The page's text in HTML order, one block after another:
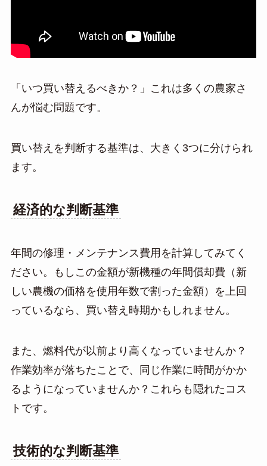
「いつ買い替えるべきか？」これは多くの農家さ
んが悩む問題です。
買い替えを判断する基準は、大きく3つに分けられ
ます。
経済的な判断基準
年間の修理・メンテナンス費用を計算してみてく
ださい。もしこの金額が新機種の年間償却費（新
しい農機の価格を使用年数で割った金額）を上回
っているなら、買い替え時期かもしれません。
また、燃料代が以前より高くなっていませんか？
作業効率が落ちたことで、同じ作業に時間がかか
るようになっていませんか？これらも隠れたコス
トです。
技術的な判断基準